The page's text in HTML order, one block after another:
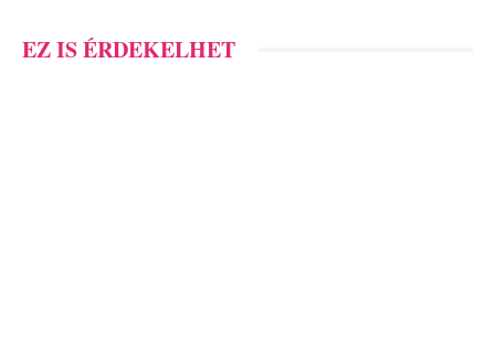
EZ IS ÉRDEKELHET